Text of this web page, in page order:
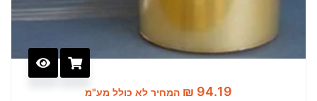
₪ 94.19 המחיר לא כולל מע"מ